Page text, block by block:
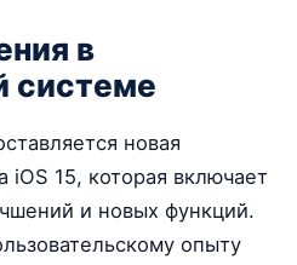
в
системе
новая
iOS 15, которая включает
и новых функций.
опыту